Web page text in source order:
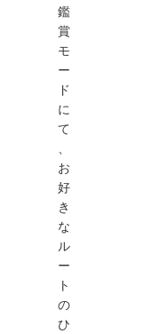
鑑
賞
モ
ー
ド
に
て
お
好
き
な
ル
ー
ト
の
ひ